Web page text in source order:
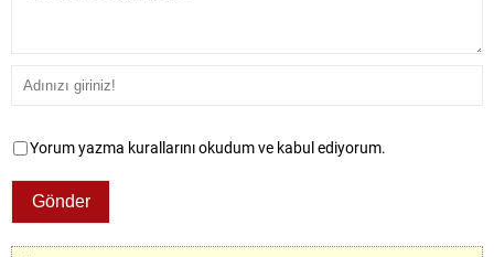
Yorum yazma kurallarını okudum ve kabul ediyorum.